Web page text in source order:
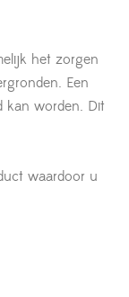
het zorgen
Een
kan worden. Dit
waardoor u